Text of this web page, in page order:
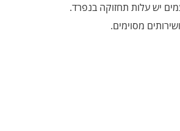
יש עלות תחזוקה בנפרד.
מסוימים.